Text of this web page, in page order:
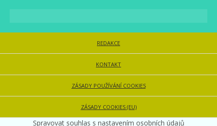
REDAKCE
KONTAKT
ZÁSADY POUŽÍVÁNÍ COOKIES
ZÁSADY COOKIES (EU)
Spravovat souhlas s nastavením osobních údajů